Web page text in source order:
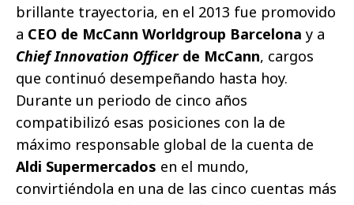
brillante trayectoria, en el 2013 fue promovido
a CEO de McCann Worldgroup Barcelona y a
Chief Innovation Officerde McCann, cargos
que continuó desempeñando hasta hoy.
Durante un periodo de cinco años
compatibilizó esas posiciones con la de
máximo responsable global de la cuenta de
Aldi Supermercados en el mundo,
convirtiéndola en una de las cinco cuentas más